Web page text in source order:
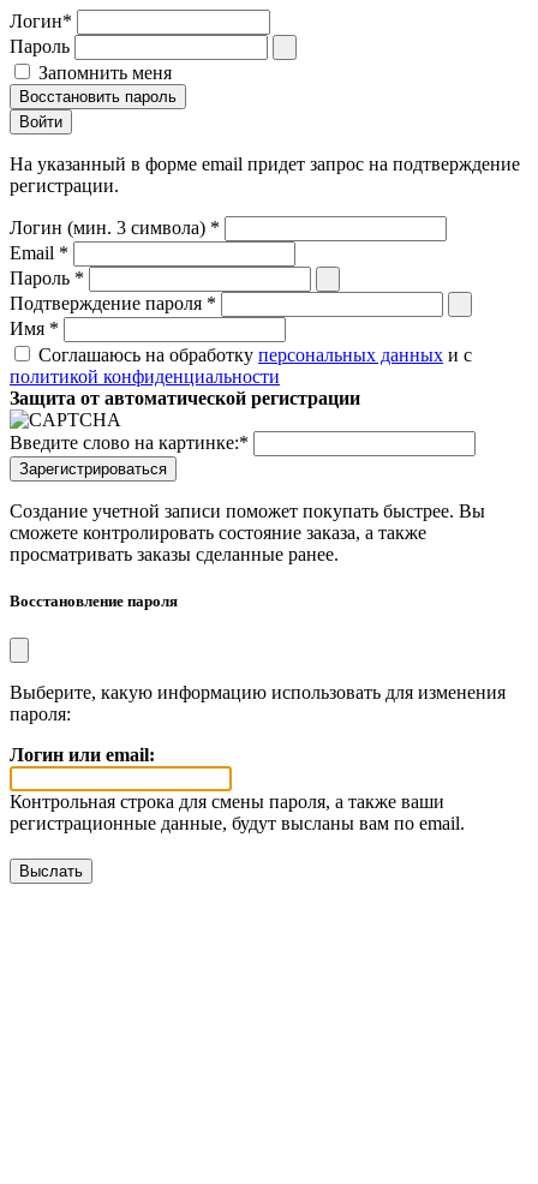
Логин*
Пароль
Запомнить меня
Восстановить пароль
На указанный в форме email придет запрос на подтверждение
регистрации.
Логин (мин. 3 символа) *
Email *
Пароль *
Подтверждение пароля *
Имя *
Соглашаюсь на обработку персональных данных и с
политикой конфиденциальности
Защита от автоматической регистрации
Введите слово на картинке:*
Создание учетной записи поможет покупать быстрее. Вы
сможете контролировать состояние заказа, а также
просматривать заказы сделанные ранее.
Восстановление пароля
Выберите, какую информацию использовать для изменения
пароля:
Логин или email:
Контрольная строка для смены пароля, а также ваши
регистрационные данные, будут высланы вам по email.